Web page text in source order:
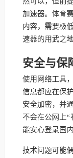
加速器。体育
内容，需要极
速器的用武之地
安全与保
使用网络工具
信息都应在保
安全加密，并
不会在公网上“
能安心登录国
技术问题可能